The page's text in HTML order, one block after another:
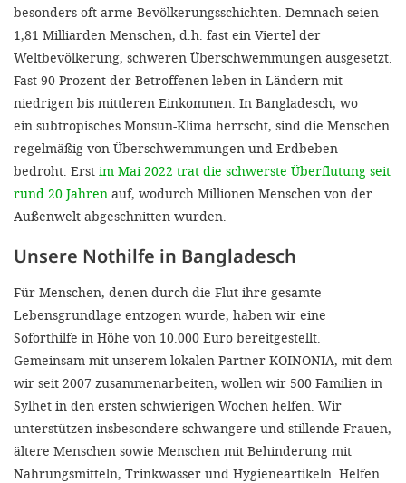
besonders oft arme Bevölkerungsschichten. Demnach seien
1,81 Milliarden Menschen, d.h. fast ein Viertel der
Weltbevölkerung, schweren Überschwemmungen ausgesetzt.
Fast 90 Prozent der Betroffenen leben in Ländern mit
niedrigen bis mittleren Einkommen. In Bangladesch, wo
ein subtropisches Monsun-Klima herrscht, sind die Menschen
regelmäßig von Überschwemmungen und Erdbeben
bedroht. Erst im Mai 2022 trat die schwerste Überflutung seit
rund 20 Jahren auf, wodurch Millionen Menschen von der
Außenwelt abgeschnitten wurden.
Unsere Nothilfe in Bangladesch
Für Menschen, denen durch die Flut ihre gesamte
Lebensgrundlage entzogen wurde, haben wir eine
Soforthilfe in Höhe von 10.000 Euro bereitgestellt.
Gemeinsam mit unserem lokalen Partner KOINONIA, mit dem
wir seit 2007 zusammenarbeiten, wollen wir 500 Familien in
Sylhet in den ersten schwierigen Wochen helfen. Wir
unterstützen insbesondere schwangere und stillende Frauen,
ältere Menschen sowie Menschen mit Behinderung mit
Nahrungsmitteln, Trinkwasser und Hygieneartikeln. Helfen